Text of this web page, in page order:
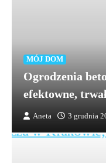
MÓJ DOM
Ogrodzenia
efektowne,
Aneta 3 grudnia